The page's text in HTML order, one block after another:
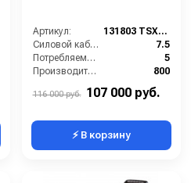
Артикул:
131803 TSX (VER.351)
Силовой кабель (м):
7.5
Потребляемая мощность (Вт):
5
Производительность (л/ч):
800
116 000 руб. 107 000 руб.
⚡ В корзину